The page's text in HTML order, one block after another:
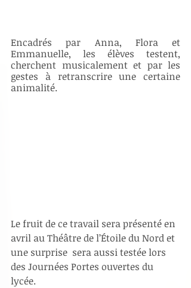
Encadrés par Anna, Flora et
Emmanuelle, les élèves testent,
cherchent musicalement et par les
gestes à retranscrire une certaine
animalité.
Le fruit de ce travail sera présenté en
avril au Théâtre de l’Étoile du Nord et
une surprise  sera aussi testée lors
des Journées Portes ouvertes du
lycée.